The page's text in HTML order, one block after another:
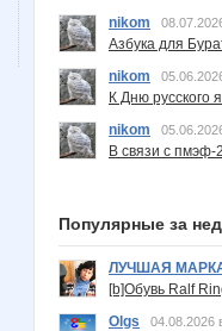
nikom
Азбука для
nikom
К Дню русского
nikom
В связи с пмэф-
Популярные за
ЛУЧШАЯ
[b]Обувь Ralf
Olgs
04.08.2026